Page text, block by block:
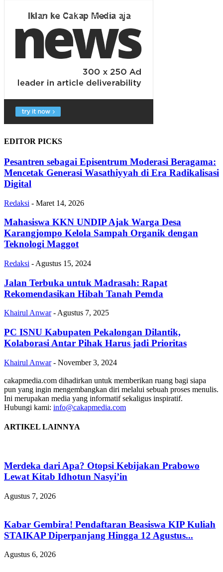
EDITOR PICKS
Pesantren sebagai Episentrum Moderasi Beragama:
Mencetak Generasi Wasathiyyah di Era Radikalisasi
Digital
Redaksi - Maret 14, 2026
Mahasiswa KKN UNDIP Ajak Warga Desa
Karangjompo Kelola Sampah Organik dengan
Teknologi Maggot
Redaksi - Agustus 15, 2024
Jalan Terbuka untuk Madrasah: Rapat
Rekomendasikan Hibah Tanah Pemda
Khairul Anwar - Agustus 7, 2025
PC ISNU Kabupaten Pekalongan Dilantik,
Kolaborasi Antar Pihak Harus jadi Prioritas
Khairul Anwar - November 3, 2024
cakapmedia.com dihadirkan untuk memberikan ruang bagi siapa
pun yang ingin mengembangkan diri melalui sebuah proses menulis.
Ini merupakan media yang informatif sekaligus inspiratif.
Hubungi kami: info@cakapmedia.com
ARTIKEL LAINNYA
Merdeka dari Apa? Otopsi Kebijakan Prabowo
Lewat Kitab Idhotun Nasyi’in
Agustus 7, 2026
Kabar Gembira! Pendaftaran Beasiswa KIP Kuliah
STAIKAP Diperpanjang Hingga 12 Agustus...
Agustus 6, 2026